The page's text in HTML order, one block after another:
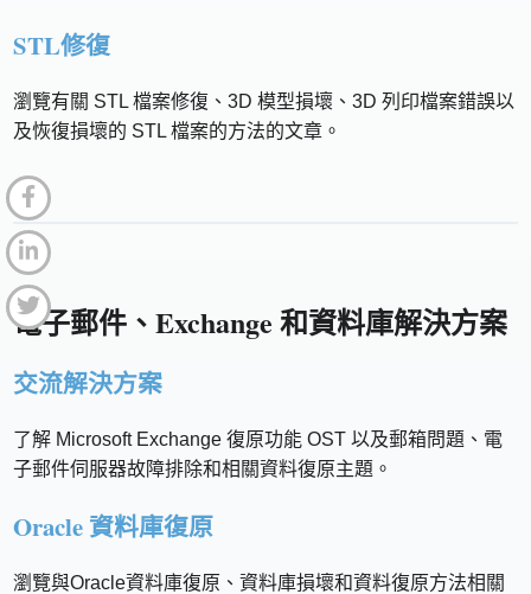
STL修復
瀏覽有關 STL 檔案修復、3D 模型損壞、3D 列印檔案錯誤以
及恢復損壞的 STL 檔案的方法的文章。
電子郵件、Exchange 和資料庫解決方案
交流解決方案
了解 Microsoft Exchange 復原功能 OST 以及郵箱問題、電
子郵件伺服器故障排除和相關資料復原主題。
Oracle 資料庫復原
瀏覽與Oracle資料庫復原、資料庫損壞和資料復原方法相關